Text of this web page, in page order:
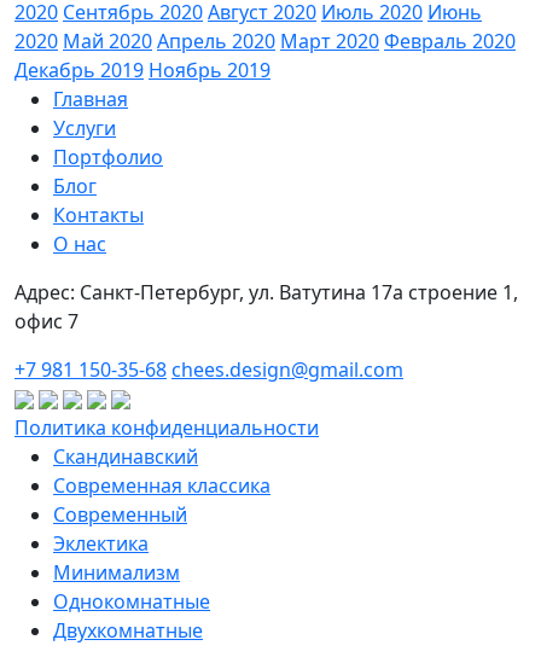
2020 Сентябрь 2020Август 2020 Июль 2020 Июнь
2020 Май 2020Апрель 2020 Март 2020Февраль 2020
Декабрь 2019 Ноябрь 2019
Главная
Услуги
Портфолио
Блог
Контакты
О нас
Адрес: Санкт-Петербург, ул. Ватутина 17а строение 1,
офис 7
+7 981 150-35-68chees.design@gmail.com
Политика конфиденциальности
Скандинавский
Современная классика
Современный
Эклектика
Минимализм
Однокомнатные
Двухкомнатные